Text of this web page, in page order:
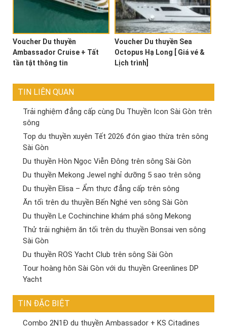
Voucher Du thuyền
Ambassador Cruise + Tất
tần tật thông tin
Voucher Du thuyền Sea
Octopus Hạ Long [ Giá vé &
Lịch trình]
TIN LIÊN QUAN
Trải nghiệm đẳng cấp cùng Du Thuyền Icon Sài Gòn trên
sông
Top du thuyền xuyên Tết 2026 đón giao thừa trên sông
Sài Gòn
Du thuyền Hòn Ngọc Viễn Đông trên sông Sài Gòn
Du thuyền Mekong Jewel nghỉ dưỡng 5 sao trên sông
Du thuyền Elisa – Ẩm thực đẳng cấp trên sông
Ăn tối trên du thuyền Bến Nghé ven sông Sài Gòn
Du thuyền Le Cochinchine khám phá sông Mekong
Thử trải nghiệm ăn tối trên du thuyền Bonsai ven sông
Sài Gòn
Du thuyền ROS Yacht Club trên sông Sài Gòn
Tour hoàng hôn Sài Gòn với du thuyền Greenlines DP
Yacht
TIN ĐẶC BIỆT
Combo 2N1Đ du thuyền Ambassador + KS Citadines